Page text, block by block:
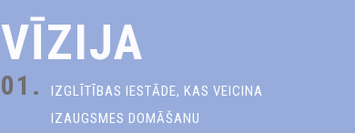
VĪZIJA
01.
IZGLĪTĪBAS IESTĀDE, KAS VEICINA
IZAUGSMES DOMĀŠANU